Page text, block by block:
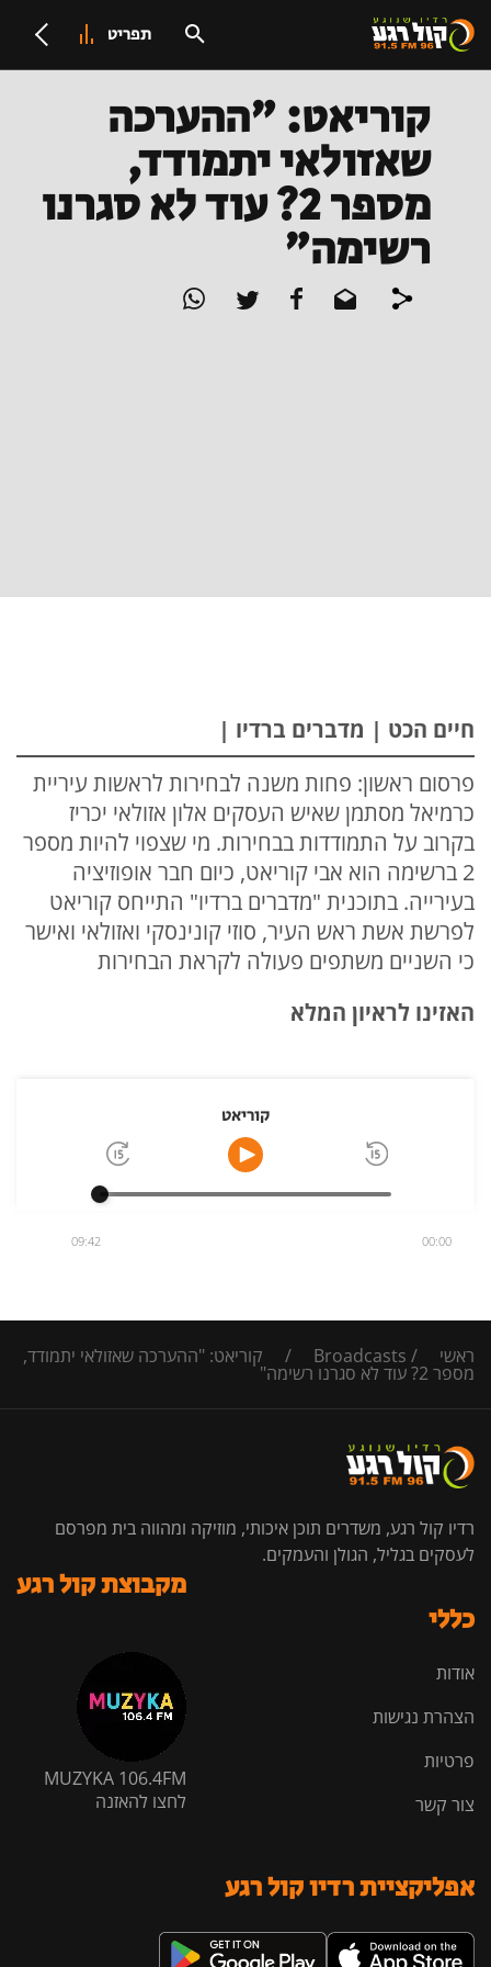
תפריט
קוריאט: "ההערכה
שאזולאי יתמודד,
מספר 2? עוד לא סגרנו
רשימה"
חיים הכט | מדברים ברדיו |
פרסום ראשון: פחות משנה לבחירות לראשות עיריית
כרמיאל מסתמן שאיש העסקים אלון אזולאי יכריז
בקרוב על התמודדות בבחירות. מי שצפוי להיות מספר
2 ברשימה הוא אבי קוריאט, כיום חבר אופוזיציה
בעירייה. בתוכנית "מדברים ברדיו" התייחס קוריאט
לפרשת אשת ראש העיר, סוזי קונינסקי ואזולאי ואישר
כי השניים משתפים פעולה לקראת הבחירות
האזינו לראיון המלא
קוריאט
00:00
09:42
ראשי /
Broadcasts
/ קוריאט: "ההערכה שאזולאי יתמודד,
מספר 2? עוד לא סגרנו רשימה"
רדיו קול רגע, משדרים תוכן איכותי, מוזיקה ומהווה בית מפרסם
לעסקים בגליל, הגולן והעמקים.
כללי
אודות
הצהרת נגישות
פרטיות
צור קשר
מקבוצת קול רגע
MUZYKA 106.4FM
לחצו להאזנה
אפליקציית רדיו קול רגע